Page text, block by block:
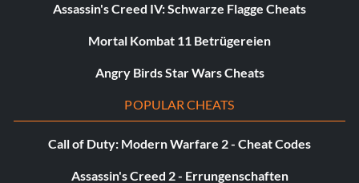
Assassin's Creed IV: Schwarze Flagge Cheats
Mortal Kombat 11 Betrügereien
Angry Birds Star Wars Cheats
POPULAR CHEATS
Call of Duty: Modern Warfare 2 - Cheat Codes
Assassin's Creed 2 - Errungenschaften